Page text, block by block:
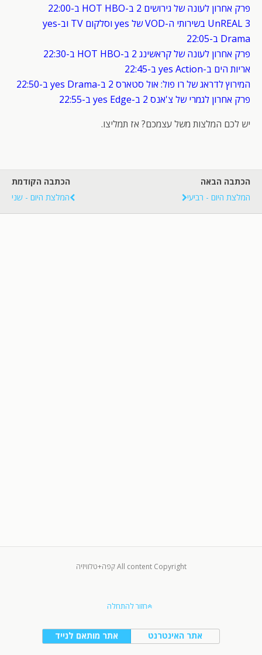
פרק אחרון לעונה של גירושים 2 ב-HOT HBO ב-22:00
UnREAL 3 בשירותי ה-VOD של yes וסלקום TV וב-yes
Drama ב-22:05
פרק אחרון לעונה של קראשינג 2 ב-HOT HBO ב-22:30
אריות הים ב-yes Action ב-22:45
המירוץ לדראג של רו פול: אול סטארס 2 ב-yes Drama ב-22:50
פרק אחרון לגמרי של צ'אנס 2 ב-yes Edge ב-22:55
יש לכם המלצות משל עצמכם? אז תמליצו.
הכתבה הקודמת
המלצת היום - שני
הכתבה הבאה
המלצת היום - רביעי
All content Copyright קפה+טלוויזיה
חזור להתחלה
אתר מותאם לנייד אתר האינטרנט